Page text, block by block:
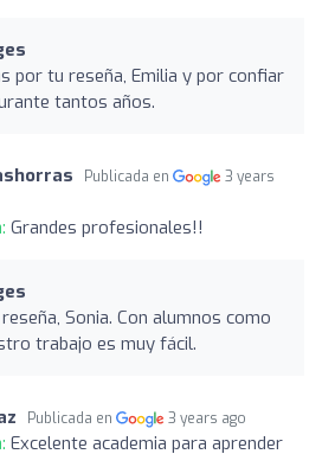
por tu reseña, Emilia y por confiar
tantos años.
Publicada en
3 years
Grandes profesionales!!
Sonia. Con alumnos como
trabajo es muy fácil.
Publicada en 3 years ago
Excelente academia para aprender